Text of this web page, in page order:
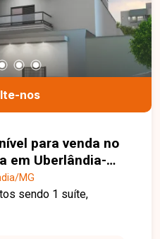
nos
para venda no
em Uberlândia-
MG
sendo 1 suíte,